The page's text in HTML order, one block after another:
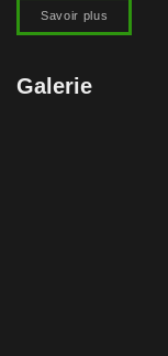
Savoir plus
Galerie